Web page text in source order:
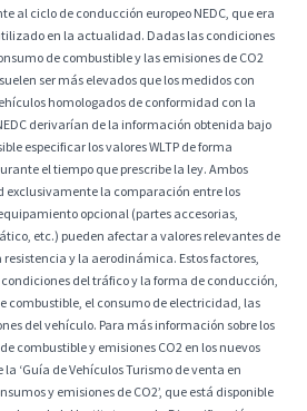
al ciclo de conducción europeo NEDC, que era
en la actualidad. Dadas las condiciones
de combustible y las emisiones de CO2
ser más elevados que los medidos con
homologados de conformidad con la
derivarían de la información obtenida bajo
especificar los valores WLTP de forma
el tiempo que prescribe la ley. Ambos
exclusivamente la comparación entre los
opcional (partes accesorias,
etc.) pueden afectar a valores relevantes de
resistencia y la aerodinámica. Estos factores,
del tráfico y la forma de conducción,
combustible, el consumo de electricidad, las
del vehículo. Para más información sobre los
combustible y emisiones CO2 en los nuevos
‘Guía de Vehículos Turismo de venta en
y emisiones de CO2’, que está disponible